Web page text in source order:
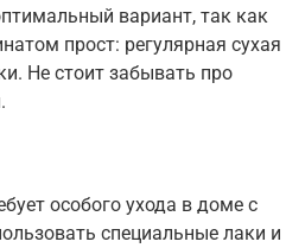
вариант, так как
прост: регулярная сухая
Не стоит забывать про
особого ухода в доме с
специальные лаки и